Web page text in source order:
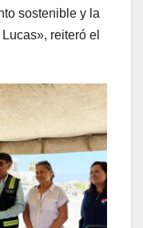
sostenible y la
reiteró el